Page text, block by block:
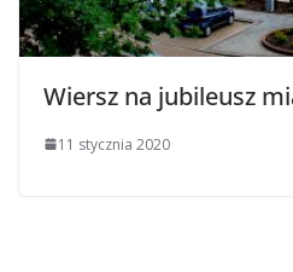
Wiersz na jubileusz
11 stycznia 2020